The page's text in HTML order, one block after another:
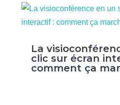
La
clic sur écran
comment ça